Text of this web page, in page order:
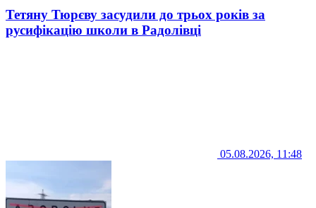
Тетяну Тюрєву засудили до трьох років за
русифікацію школи в Радолівці
05.08.2026, 11:48